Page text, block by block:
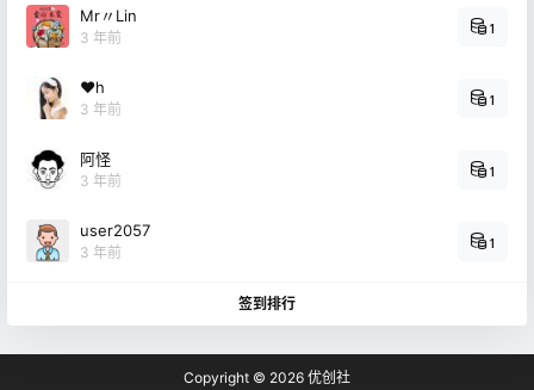
Mr〃Lin
3 年前
1
❤h
3 年前
1
阿怪
3 年前
1
user2057
3 年前
1
签到排行
Copyright © 2026 优创社